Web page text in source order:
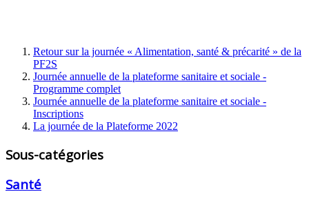
Retour sur la journée « Alimentation, santé & précarité » de la
PF2S
Journée annuelle de la plateforme sanitaire et sociale -
Programme complet
Journée annuelle de la plateforme sanitaire et sociale -
Inscriptions
La journée de la Plateforme 2022
Sous-catégories
Santé